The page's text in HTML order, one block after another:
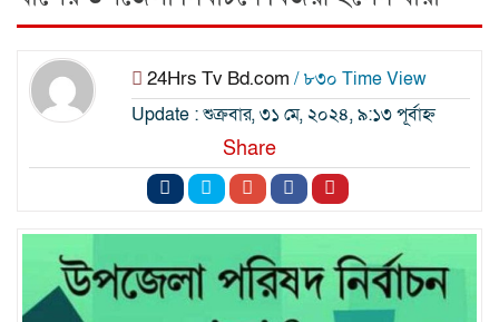
24Hrs Tv Bd.com / ৮৩০ Time View
Update : শুক্রবার, ৩১ মে, ২০২৪, ৯:১৩ পূর্বাহ্ন
Share